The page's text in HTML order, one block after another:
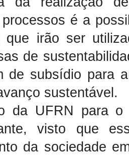
é a
que irão ser
de
de subsídio para
sustentável.
da UFRN para o
visto que
da sociedade